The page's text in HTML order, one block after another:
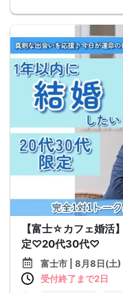
【富士☆カフェ婚活
定♡20代30代♡
富士市 | 8月8日(土
受付終了まで2日